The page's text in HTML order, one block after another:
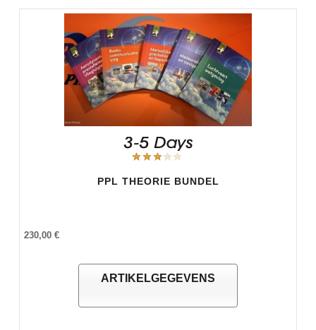
PPL THEORIE BUNDEL
230,00 €
ARTIKELGEGEVENS